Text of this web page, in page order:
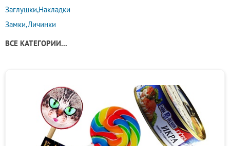
Заглушки,Накладки
Замки,Личинки
ВСЕ КАТЕГОРИИ...